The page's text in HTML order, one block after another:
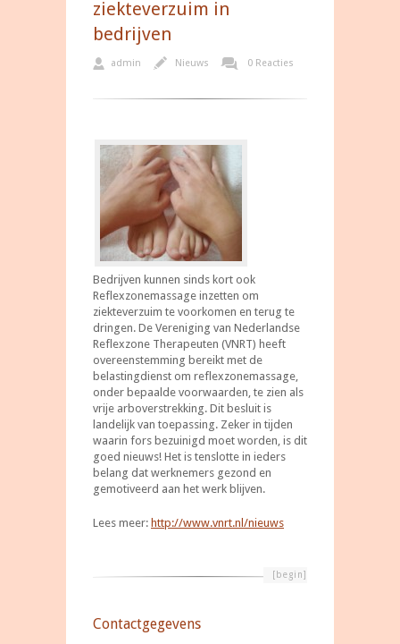
ziekteverzuim in
bedrijven
admin Nieuws 0 Reacties
Bedrijven kunnen sinds kort ook
Reflexzonemassage inzetten om
ziekteverzuim te voorkomen en terug te
dringen. De Vereniging van Nederlandse
Reflexzone Therapeuten (VNRT) heeft
overeenstemming bereikt met de
belastingdienst om reflexzonemassage,
onder bepaalde voorwaarden, te zien als
vrije arboverstrekking. Dit besluit is
landelijk van toepassing. Zeker in tijden
waarin fors bezuinigd moet worden, is dit
goed nieuws! Het is tenslotte in ieders
belang dat werknemers gezond en
gemotiveerd aan het werk blijven.
Lees meer: http://www.vnrt.nl/nieuws
[begin]
Contactgegevens